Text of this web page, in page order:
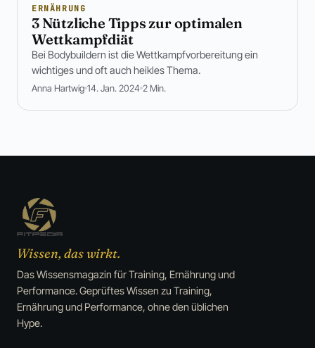
ERNÄHRUNG
3 Nützliche Tipps zur optimalen
Wettkampfdiät
Bei Bodybuildern ist die Wettkampfvorbereitung ein
wichtiges und oft auch heikles Thema.
Anna Hartwig 14. Jan. 2024 2 Min.
Wissen, das wirkt.
Das Wissensmagazin für Training, Ernährung und
Performance. Geprüftes Wissen zu Training,
Ernährung und Performance, ohne den üblichen
Hype.